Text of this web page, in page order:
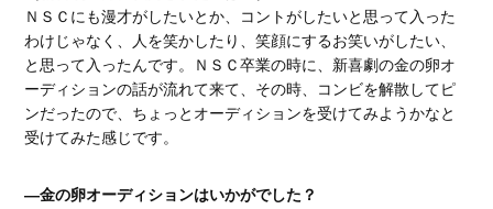
ＮＳＣにも漫才がしたいとか、コントがしたいと思って入った
わけじゃなく、人を笑かしたり、笑顔にするお笑いがしたい、
と思って入ったんです。ＮＳＣ卒業の時に、新喜劇の金の卵オ
ーディションの話が流れて来て、その時、コンビを解散してピ
ンだったので、ちょっとオーディションを受けてみようかなと
受けてみた感じです。
―金の卵オーディションはいかがでした？